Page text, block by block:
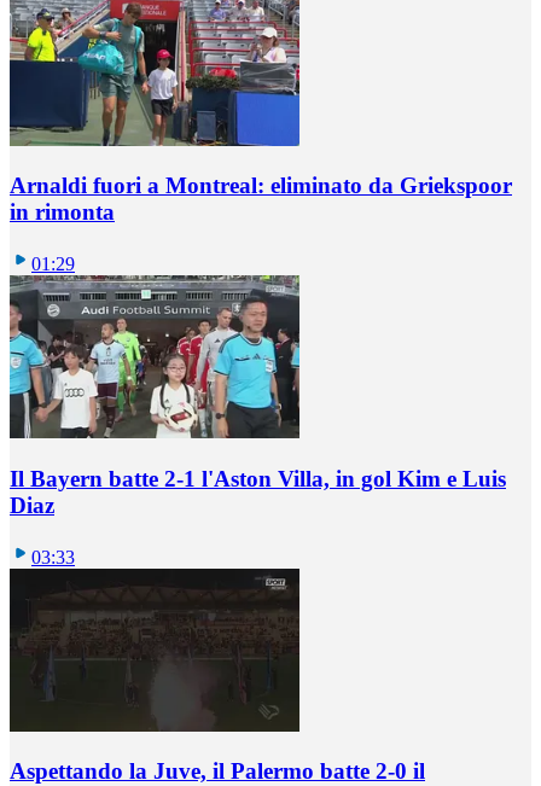
Arnaldi fuori a Montreal: eliminato da Griekspoor
in rimonta
01:29
Il Bayern batte 2-1 l'Aston Villa, in gol Kim e Luis
Diaz
03:33
Aspettando la Juve, il Palermo batte 2-0 il